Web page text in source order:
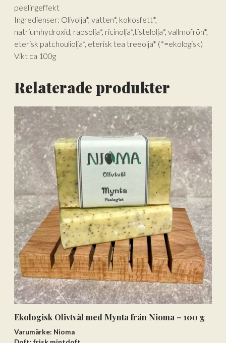
peelingeffekt
Ingredienser: Olivolja*, vatten*, kokosfett*,
natriumhydroxid, rapsolja*, ricinolja*,tistelolja*, vallmofrön*,
eterisk patchouliolja*, eterisk tea treeolja* (*=ekologisk)
Vikt ca 100g
Relaterade produkter
Ekologisk Olivtvål med Mynta från Nioma – 100 g
Varumärke: Nioma